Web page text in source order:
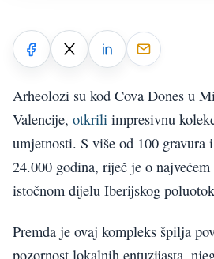
Arheolozi su kod Cova Dones u
Valencije, otkrili impresivnu
umjetnosti. S više od 100 gravura
24.000 godina, riječ je o
istočnom dijelu Iberijskog
Premda je ovaj kompleks špilja